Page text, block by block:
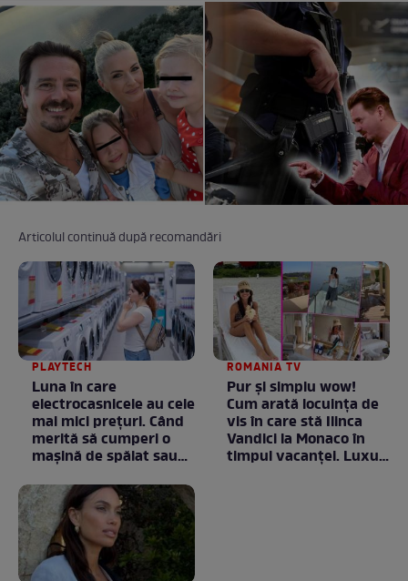
Articolul continuă după recomandări
PLAYTECH
Luna în care
electrocasnicele au cele
mai mici prețuri. Când
merită să cumperi o
mașină de spălat sau
ROMANIA TV
Pur și simplu wow!
Cum arată locuința de
vis în care stă Ilinca
Vandici la Monaco în
timpul vacanței. Luxul